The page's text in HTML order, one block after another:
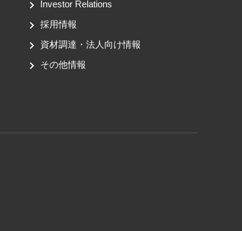
Investor Relations
採用情報
資材調達・法人向け情報
その他情報